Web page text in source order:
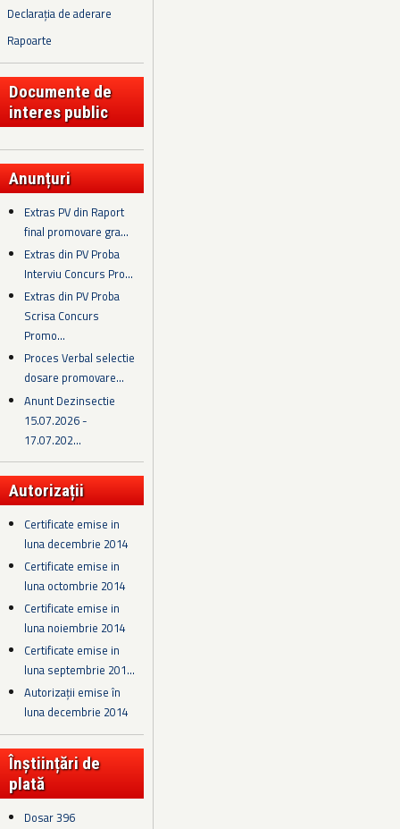
Declarația de aderare
Rapoarte
Documente de
interes public
Anunțuri
Extras PV din Raport
final promovare gra...
Extras din PV Proba
Interviu Concurs Pro...
Extras din PV Proba
Scrisa Concurs
Promo...
Proces Verbal selectie
dosare promovare...
Anunt Dezinsectie
15.07.2026 -
17.07.202...
Autorizații
Certificate emise in
luna decembrie 2014
Certificate emise in
luna octombrie 2014
Certificate emise in
luna noiembrie 2014
Certificate emise in
luna septembrie 201...
Autorizații emise în
luna decembrie 2014
Înștiințări de
plată
Dosar 396